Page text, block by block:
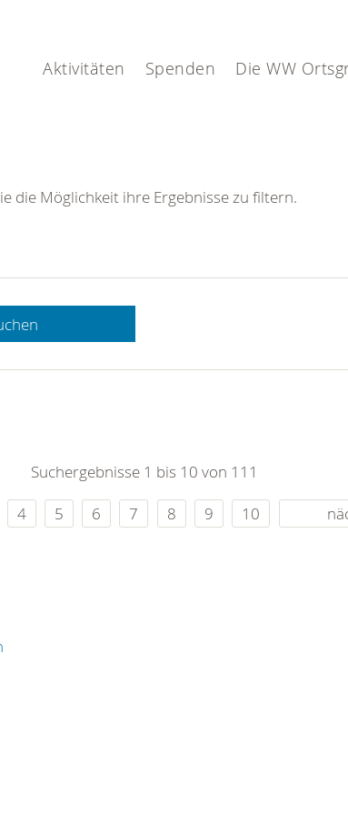
Aktivitäten Spenden Die WW
die Möglichkeit ihre Ergebnisse zu filtern.
Suchergebnisse 1 bis 10 von 111
4 5 6 7 8 9 10